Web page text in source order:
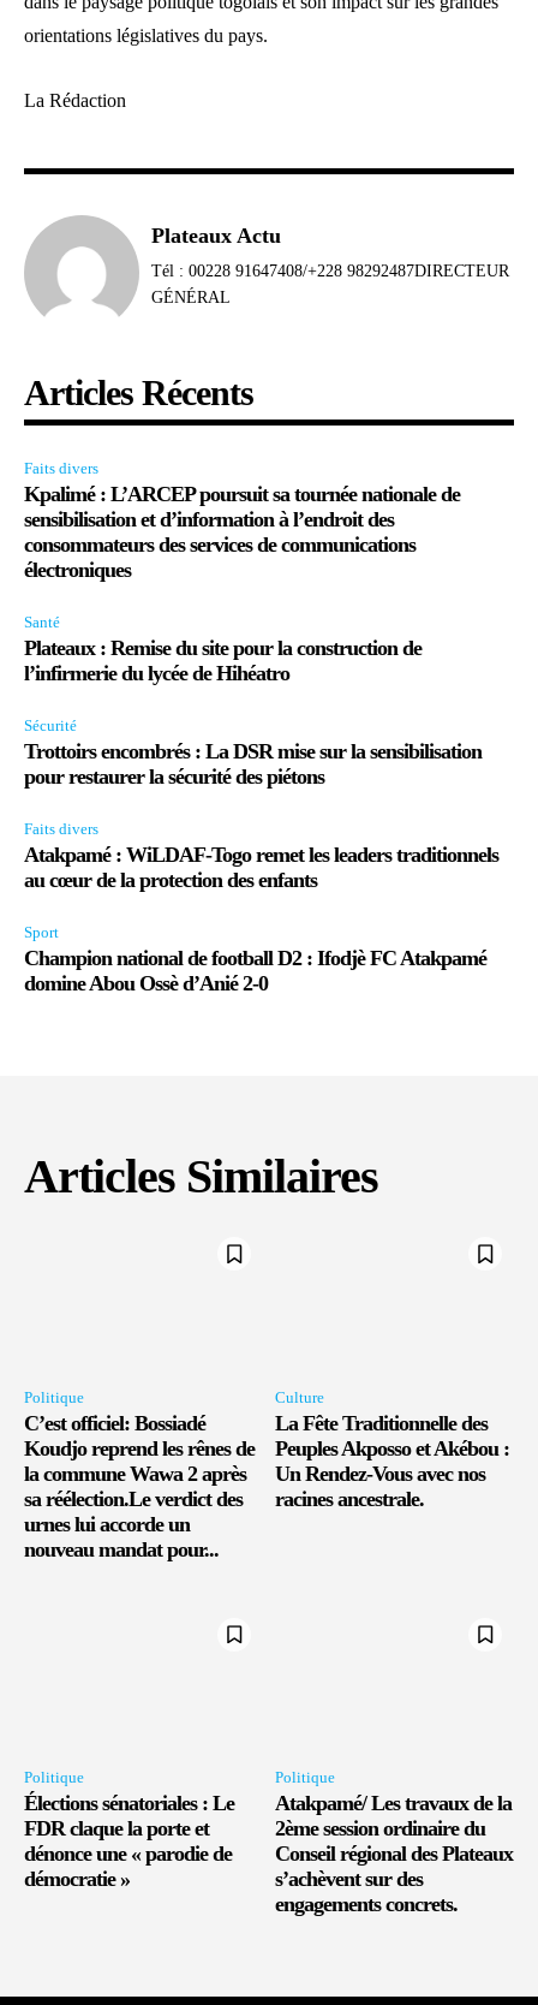
orientations législatives du pays.
La Rédaction
Plateaux Actu
Tél : 00228 91647408/+228 98292487DIRECTEUR
GÉNÉRAL
Articles Récents
Faits divers
Kpalimé : L’ARCEP poursuit sa tournée nationale de
sensibilisation et d’information à l’endroit des
consommateurs des services de communications
électroniques
Santé
Plateaux : Remise du site pour la construction de
l’infirmerie du lycée de Hihéatro
Sécurité
Trottoirs encombrés : La DSR mise sur la sensibilisation
pour restaurer la sécurité des piétons
Faits divers
Atakpamé : WiLDAF-Togo remet les leaders traditionnels
au cœur de la protection des enfants
Sport
Champion national de football D2 : Ifodjè FC Atakpamé
domine Abou Ossè d’Anié 2-0
Articles Similaires
Politique
C’est officiel: Bossiadé
Koudjo reprend les rênes de
la commune Wawa 2 après
sa réélection.Le verdict des
urnes lui accorde un
nouveau mandat pour...
Culture
La Fête Traditionnelle des
Peuples Akposso et Akébou :
Un Rendez-Vous avec nos
racines ancestrale.
Politique
Élections sénatoriales : Le
FDR claque la porte et
dénonce une « parodie de
démocratie »
Politique
Atakpamé/ Les travaux de la
2ème session ordinaire du
Conseil régional des Plateaux
s’achèvent sur des
engagements concrets.